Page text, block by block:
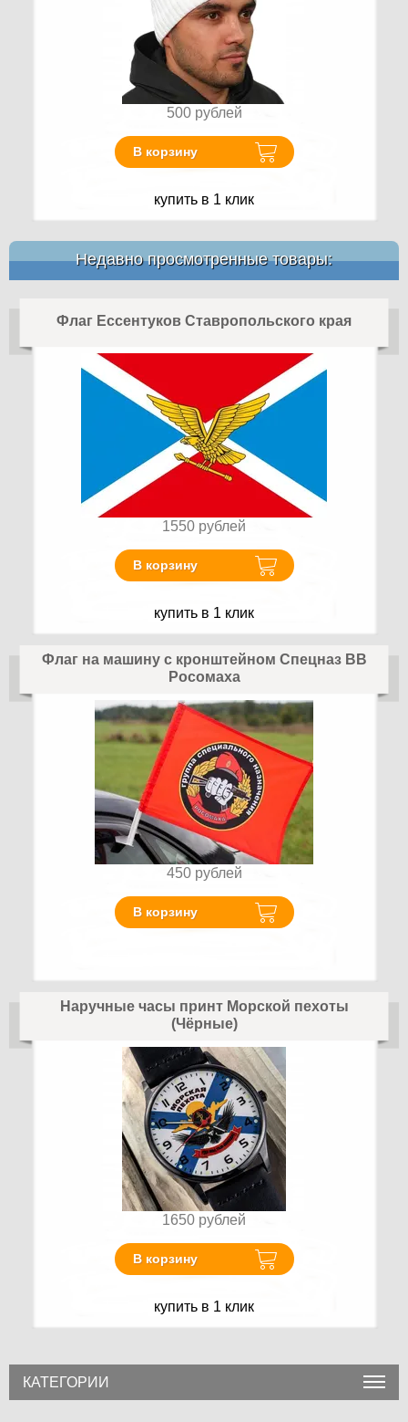
500 рублей
В корзину
купить в 1 клик
Недавно просмотренные товары:
Флаг Ессентуков Ставропольского края
1550 рублей
В корзину
купить в 1 клик
Флаг на машину с кронштейном Спецназ ВВ
Росомаха
450 рублей
В корзину
Наручные часы принт Морской пехоты
(Чёрные)
1650 рублей
В корзину
купить в 1 клик
КАТЕГОРИИ